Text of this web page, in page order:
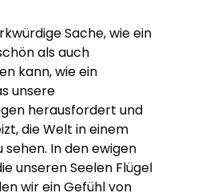
Sache, wie ein
als auch
kann, wie ein
unsere
herausfordert und
die Welt in einem
sehen. In den ewigen
unseren Seelen Flügel
wir ein Gefühl von